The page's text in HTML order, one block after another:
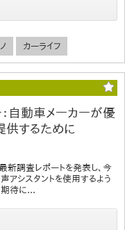
カーライフ
：自動車メーカーが優
供するために
最新調査レポートを発表し、今
アシスタントを使用するよう
期待に...